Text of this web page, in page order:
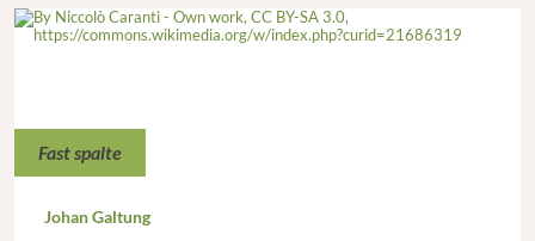
Fast spalte
Johan Galtung